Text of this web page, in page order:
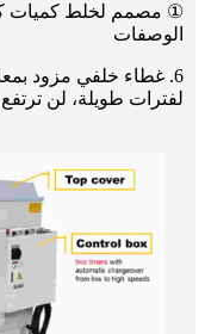
① مصمم لخلط كميات
الوصفات
6. غطاء خلفي مزود
لفترات طويلة، لن